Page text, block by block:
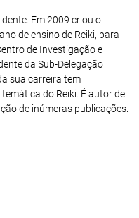
Em 2009 criou o
de ensino de Reiki, para
de Investigação e
da Sub-Delegação
sua carreira tem
do Reiki. É autor de
de inúmeras publicações.